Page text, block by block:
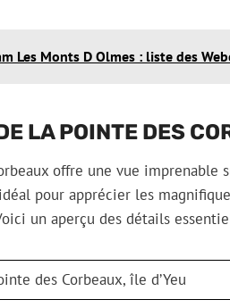
Les Monts D Olmes : liste des
LA POINTE DES
offre une vue imprenable
pour apprécier les
un aperçu des détails
des Corbeaux, île d’Yeu